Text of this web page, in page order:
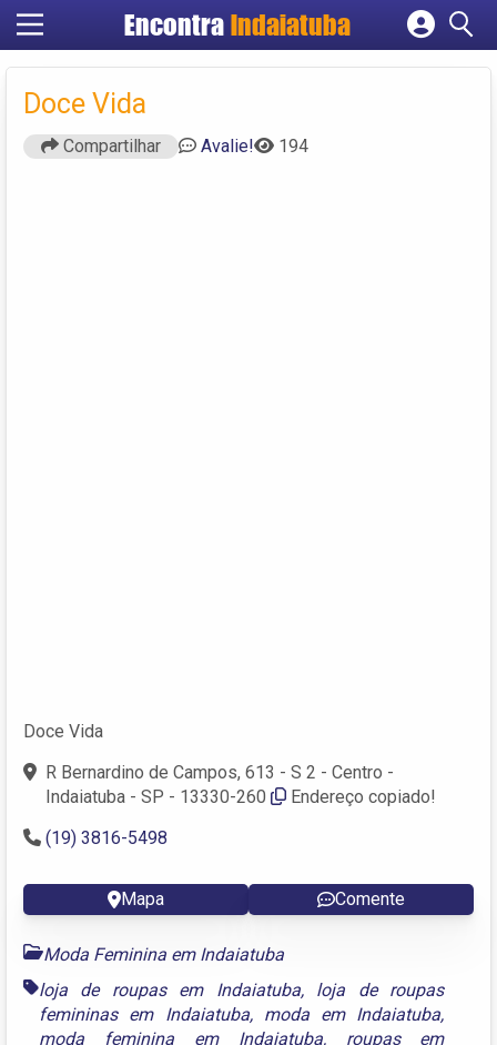
Encontra Indaiatuba
Cadastrar empresa
Doce Vida
Compartilhar Avalie! 194
Doce Vida
R Bernardino de Campos, 613 - S 2 - Centro -
Indaiatuba - SP - 13330-260
Endereço copiado!
(19) 3816-5498
Mapa Comente
Moda Feminina em Indaiatuba
loja de roupas em Indaiatuba, loja de roupas
femininas em Indaiatuba, moda em Indaiatuba,
moda feminina em Indaiatuba, roupas em